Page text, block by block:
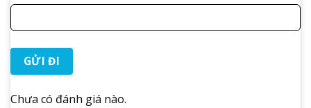
Chưa có đánh giá nào.